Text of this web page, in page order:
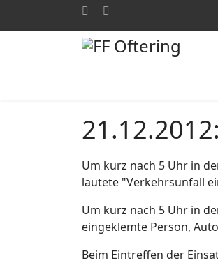
Um kurz nach 5 Uhr in
lautete "Verkehrsunfall
Um kurz nach 5 Uhr in
eingeklemte Person,
Beim Eintreffen der